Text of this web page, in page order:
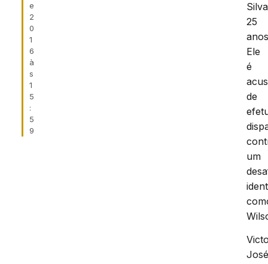
e
2
0
1
6
à
s
1
5
:
5
9
25
Ele
é
de
um